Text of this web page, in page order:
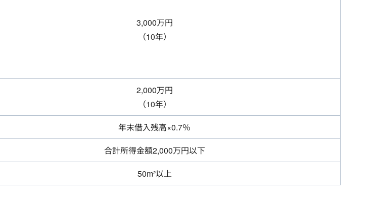
3,000万円
（10年）
2,000万円
（10年）
年末借入残高×0.7％
合計所得金額2,000万円以下
50m²以上